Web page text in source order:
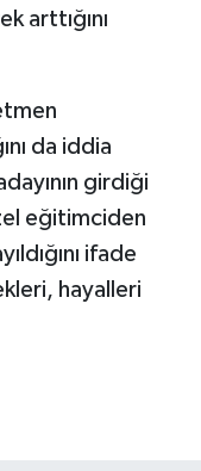
arttığını
da iddia
girdiği
eğitimciden
ifade
hayalleri